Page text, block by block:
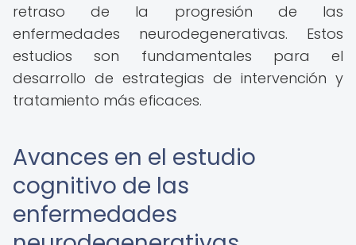
retraso de la progresión de las
enfermedades neurodegenerativas. Estos
estudios son fundamentales para el
desarrollo de estrategias de intervención y
tratamiento más eficaces.
Avances en el estudio
cognitivo de las
enfermedades